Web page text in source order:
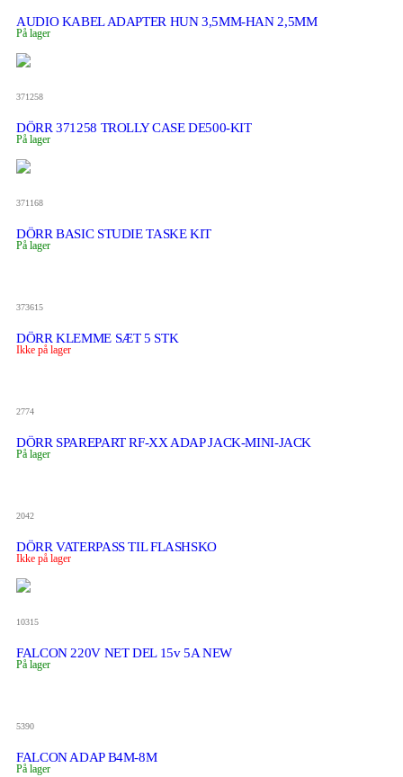
AUDIO KABEL ADAPTER HUN 3,5MM-HAN 2,5MM
På lager
371258
DÖRR 371258 TROLLY CASE DE500-KIT
På lager
371168
DÖRR BASIC STUDIE TASKE KIT
På lager
373615
DÖRR KLEMME SÆT 5 STK
Ikke på lager
2774
DÖRR SPAREPART RF-XX ADAP JACK-MINI-JACK
På lager
2042
DÖRR VATERPASS TIL FLASHSKO
Ikke på lager
10315
FALCON 220V NET DEL 15v 5A NEW
På lager
5390
FALCON ADAP B4M-8M
På lager